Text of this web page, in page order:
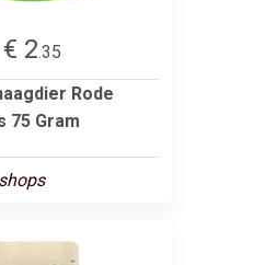
€ 2.35
Rode
75 Gram